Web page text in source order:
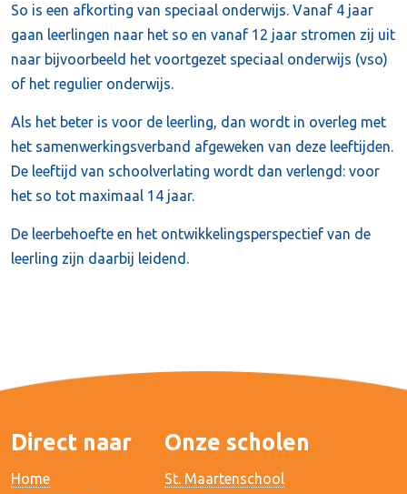
So is een afkorting van speciaal onderwijs. Vanaf 4 jaar
gaan leerlingen naar het so en vanaf 12 jaar stromen zij uit
naar bijvoorbeeld het voortgezet speciaal onderwijs (vso)
of het regulier onderwijs.
Als het beter is voor de leerling, dan wordt in overleg met
het samenwerkingsverband afgeweken van deze leeftijden.
De leeftijd van schoolverlating wordt dan verlengd: voor
het so tot maximaal 14 jaar.
De leerbehoefte en het ontwikkelingsperspectief van de
leerling zijn daarbij leidend.
Direct naar
Home
Onze scholen
St. Maartenschool